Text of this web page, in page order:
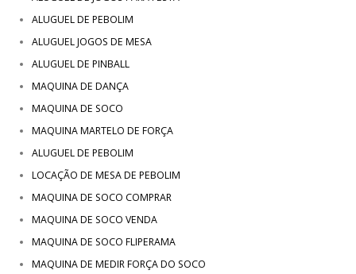
ALUGUEL DE PEBOLIM
ALUGUEL JOGOS DE MESA
ALUGUEL DE PINBALL
MAQUINA DE DANÇA
MAQUINA DE SOCO
MAQUINA MARTELO DE FORÇA
ALUGUEL DE PEBOLIM
LOCAÇÃO DE MESA DE PEBOLIM
MAQUINA DE SOCO COMPRAR
MAQUINA DE SOCO VENDA
MAQUINA DE SOCO FLIPERAMA
MAQUINA DE MEDIR FORÇA DO SOCO